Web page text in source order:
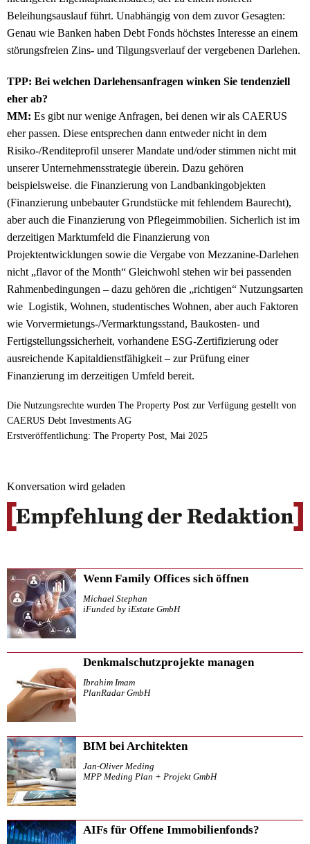
Beleihungsauslauf führt. Unabhängig von dem zuvor Gesagten:
Genau wie Banken haben Debt Fonds höchstes Interesse an einem
störungsfreien Zins- und Tilgungsverlauf der vergebenen Darlehen.
TPP: Bei welchen Darlehensanfragen winken Sie tendenziell
eher ab?
MM: Es gibt nur wenige Anfragen, bei denen wir als CAERUS
eher passen. Diese entsprechen dann entweder nicht in dem
Risiko-/Renditeprofil unserer Mandate und/oder stimmen nicht mit
unserer Unternehmensstrategie überein. Dazu gehören
beispielsweise. die Finanzierung von Landbankingobjekten
(Finanzierung unbebauter Grundstücke mit fehlendem Baurecht),
aber auch die Finanzierung von Pflegeimmobilien. Sicherlich ist im
derzeitigen Marktumfeld die Finanzierung von
Projektentwicklungen sowie die Vergabe von Mezzanine-Darlehen
nicht „flavor of the Month“ Gleichwohl stehen wir bei passenden
Rahmenbedingungen – dazu gehören die „richtigen“ Nutzungsarten
wie Logistik, Wohnen, studentisches Wohnen, aber auch Faktoren
wie Vorvermietungs-/Vermarktungsstand, Baukosten- und
Fertigstellungssicherheit, vorhandene ESG-Zertifizierung oder
ausreichende Kapitaldienstfähigkeit – zur Prüfung einer
Finanzierung im derzeitigen Umfeld bereit.
Die Nutzungsrechte wurden The Property Post zur Verfügung gestellt von
CAERUS Debt Investments AG
Erstveröffentlichung: The Property Post, Mai 2025
Konversation wird geladen
Wenn Family Offices sich öffnen
Michael Stephan
iFunded by iEstate GmbH
Denkmalschutzprojekte managen
Ibrahim Imam
PlanRadar GmbH
BIM bei Architekten
Jan-Oliver Meding
MPP Meding Plan + Projekt GmbH
AIFs für Offene Immobilienfonds?